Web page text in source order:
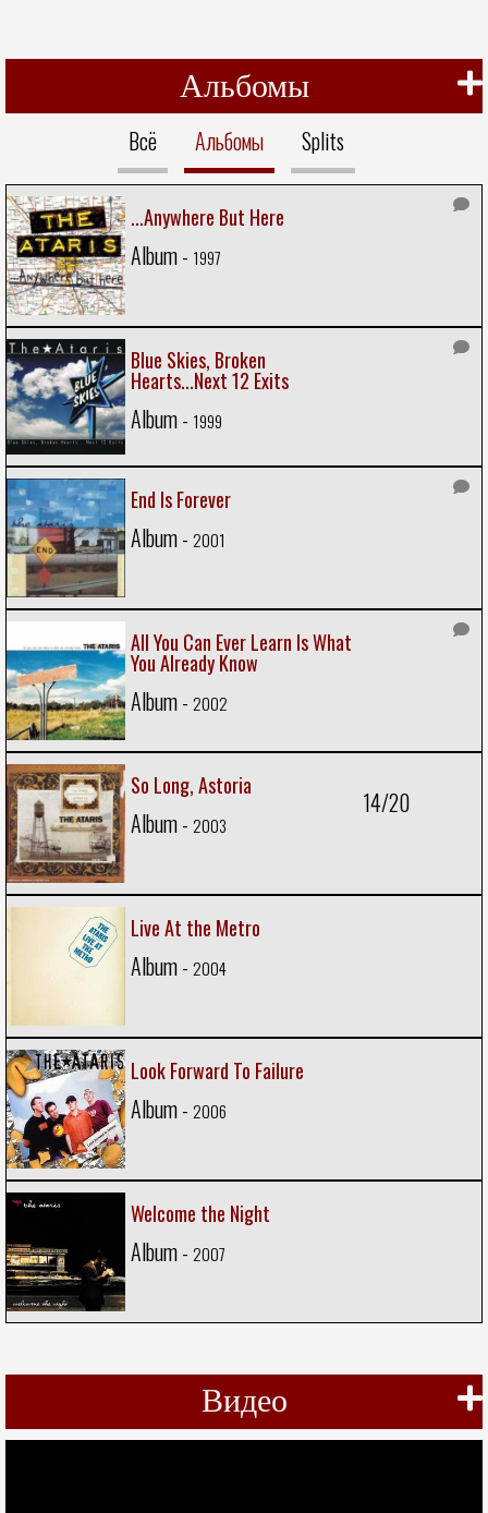
Альбомы
Всё Альбомы Splits
...Anywhere But Here
Album - 1997
Blue Skies, Broken
Hearts...Next 12 Exits
Album - 1999
End Is Forever
Album - 2001
All You Can Ever Learn Is What
You Already Know
Album - 2002
So Long, Astoria
Album - 2003
14/20
Live At the Metro
Album - 2004
Look Forward To Failure
Album - 2006
Welcome the Night
Album - 2007
Видео